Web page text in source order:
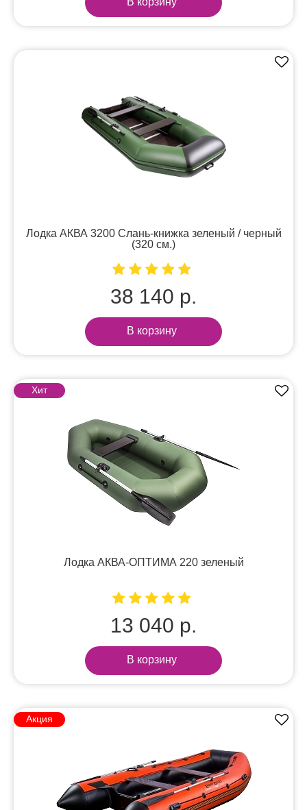
Лодка АКВА 3200 Слань-книжка зеленый / черный
(320 см.)
38 140 р.
В корзину
Хит
Лодка АКВА-ОПТИМА 220 зеленый
13 040 р.
В корзину
Акция